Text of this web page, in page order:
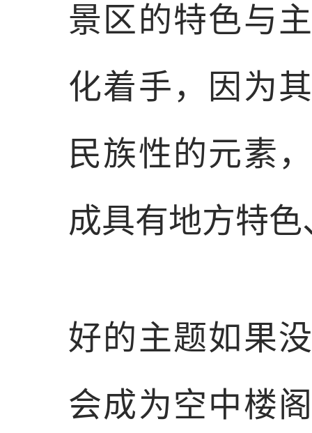
景区的特色与
化着手 ，因为
民族性的元素
成具有地方特
好的主题如果
会成为空中楼